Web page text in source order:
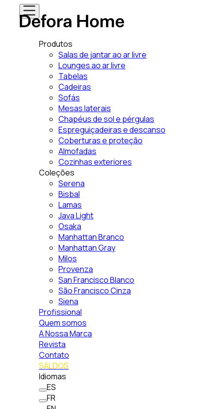
Produtos
Salas de jantar ao ar livre
Lounges ao ar livre
Tabelas
Cadeiras
Sofás
Mesas laterais
Chapéus de sol e pérgulas
Espreguiçadeiras e descanso
Coberturas e proteção
Almofadas
Cozinhas exteriores
Coleções
Serena
Bisbal
Lamas
Java Light
Osaka
Manhattan Branco
Manhattan Gray
Milos
Provenza
San Francisco Blanco
São Francisco Cinza
Siena
Profissional
Quem somos
A Nossa Marca
Revista
Contato
SALDOS
Idiomas
ES
FR